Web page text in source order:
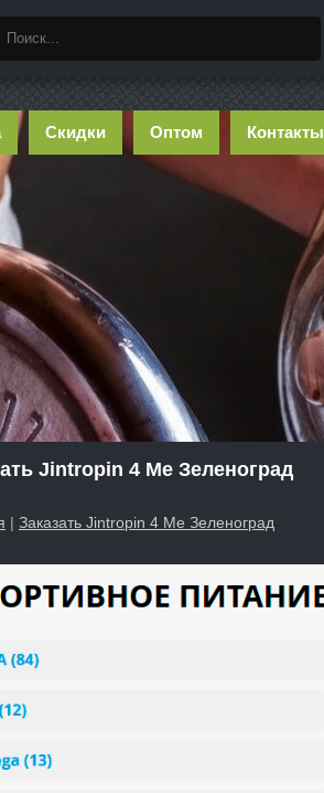
Скидки Оптом Контакты
Jintropin 4 Ме Зеленоград
| Заказать Jintropin 4 Ме Зеленоград